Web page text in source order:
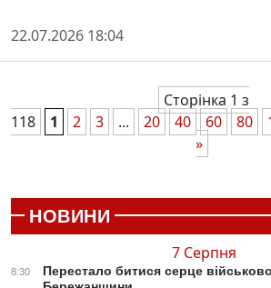
22.07.2026 18:04
Сторінка 1 з
118
1 2 3 ... 20 40 60 80
»
НОВИНИ
7 Серпня
8:30
Перестало битися серце